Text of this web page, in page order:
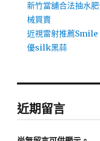
新竹當舖合法抽水
械買賣
近視雷射推薦
優silk黑蒜
近期留言